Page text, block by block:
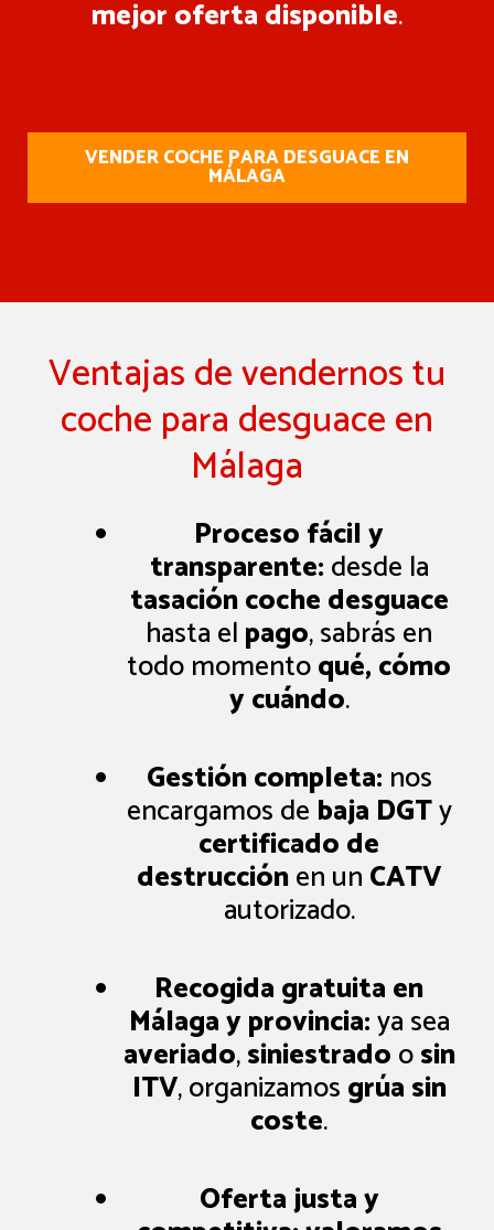
mejor oferta disponible.
VENDER COCHE PARA DESGUACE EN
MÁLAGA
Ventajas de vendernos tu
coche para desguace en
Málaga
Proceso fácil y
transparente:desde la
tasación coche desguace
hasta elpago, sabrás en
todo momentoqué, cómo
y cuándo.
Gestión completa: nos
encargamos de baja DGTy
certificado de
destrucciónen unCATV
autorizado.
Recogida gratuita en
Málaga y provincia:ya sea
averiado,siniestradoosin
ITV, organizamosgrúa sin
coste.
Oferta justa y